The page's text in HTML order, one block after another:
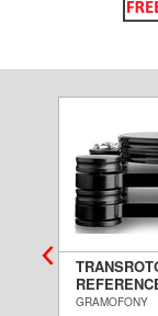
GRAMOFONY